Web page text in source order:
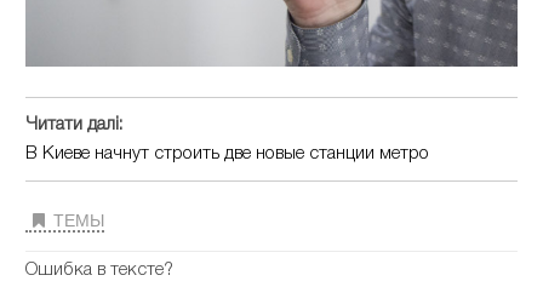
Читати далі:
В Киеве начнут строить две новые станции метро
ТЕМЫ
Ошибка в тексте?